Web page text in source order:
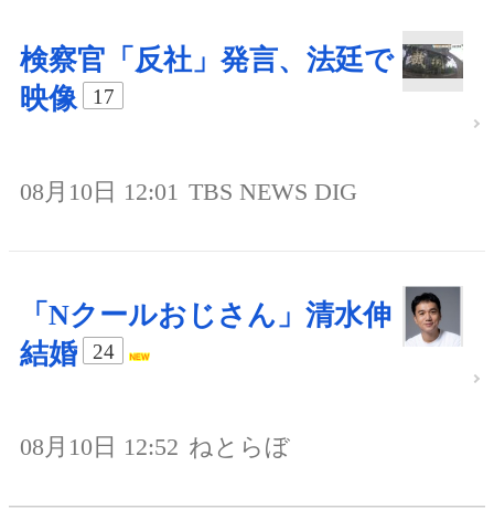
検察官「反社」発言、法廷で
映像
17
08月10日 12:01 TBS NEWS DIG
「Nクールおじさん」清水伸
結婚
24
08月10日 12:52 ねとらぼ